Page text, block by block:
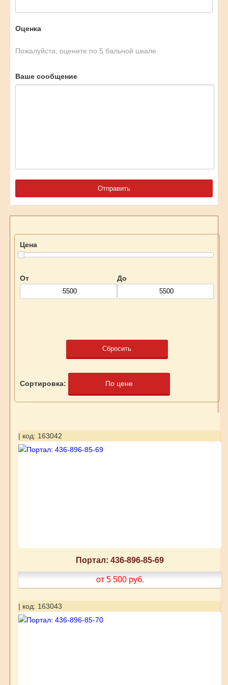
Оценка
Пожалуйста, оцените по 5 бальной шкале
Ваше сообщение
Цена
От До
Сбросить
Сортировка: По цене
| код: 163042
Портал: 436-896-85-69
от 5 500 руб.
| код: 163043